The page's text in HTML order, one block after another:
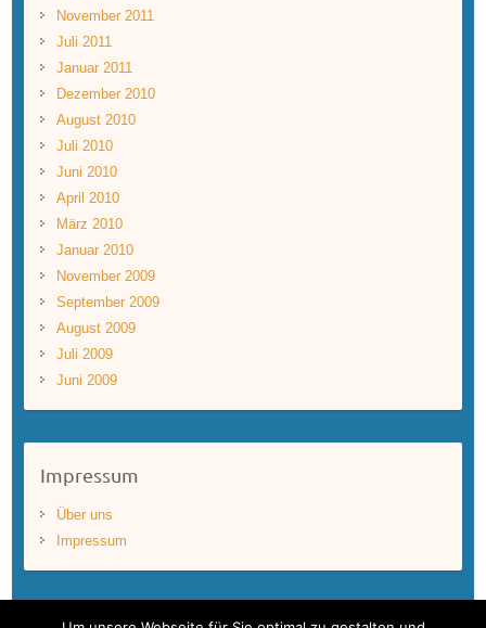
November 2011
Juli 2011
Januar 2011
Dezember 2010
August 2010
Juli 2010
Juni 2010
April 2010
März 2010
Januar 2010
November 2009
September 2009
August 2009
Juli 2009
Juni 2009
Impressum
Über uns
Impressum